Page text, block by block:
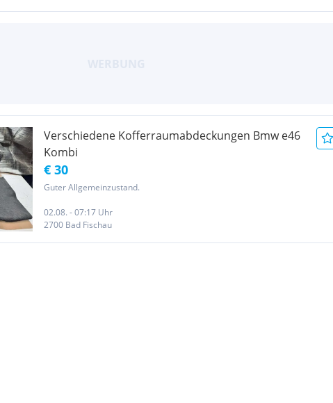
Verschiedene Kofferraumabdeckungen Bmw e46
Kombi
€ 30
Guter Allgemeinzustand.
02.08. - 07:17 Uhr
2700 Bad Fischau